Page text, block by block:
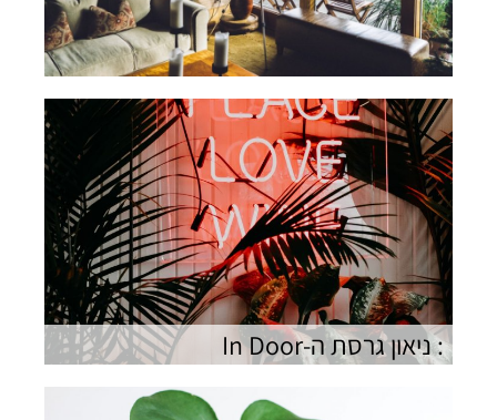
: ניאון גרסת ה-In Door